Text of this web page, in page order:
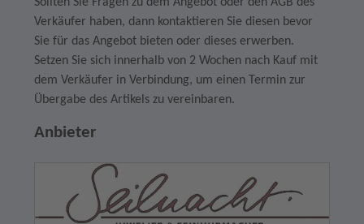
Verkäufer haben, dann kontaktieren Sie diesen bevor
Sie für das Angebot bieten oder dieses erwerben.
Setzen Sie sich innerhalb von 2 Wochen nach Kauf mit
dem Verkäufer in Verbindung, um einen Termin zur
Übergabe des Artikels zu vereinbaren.
Anbieter